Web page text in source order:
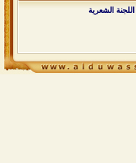
اللجنة الشعرية